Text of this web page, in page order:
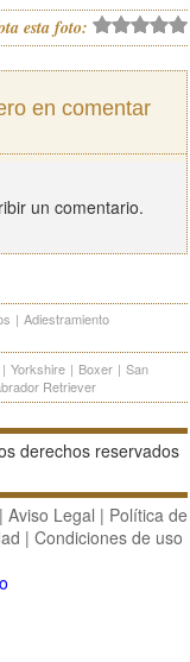
esta foto:
en comentar
un comentario.
| Adiestramiento
| Yorkshire | Boxer | San
Retriever
derechos reservados
| Aviso Legal | Política de
| Condiciones de uso